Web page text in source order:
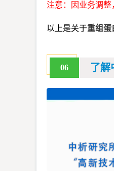
注意：因业务调整
以上是关于重组蛋
06 了解